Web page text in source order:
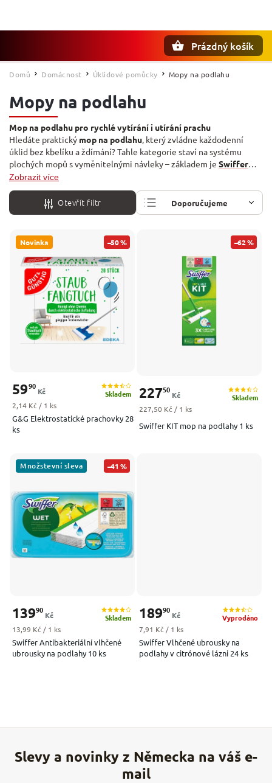
Prázdný košík
Domů / Domácnost / Úklidové pomůcky / Mopy na podlahu
Mopy na podlahu
Mop na podlahu pro rychlé vytírání i utírání prachu
Hledáte praktický mop na podlahu, který zvládne každodenní
úklid bez kbelíku a ždímání? Tahle kategorie staví na systému
plochých mopů s vyměnitelnými návleky – základem je Swiffer
KIT mop na podlahy
vlhčené ubrousky a suché prachovky podle potřeby. Další
pomocníky na úklid najdete v sekcíchÚklidové pomůckya
Hadříky.
Zobrazit více
Doporučujeme
Nejdražší
Nejprodávanější
Abecedně
Otevřít filtr
Novinka –50 %
G&G Elektrostatické prachovky 28
ks
Skladem
5990
Kč
Měrná cena:
2,14 Kč / 1 ks
–62 %
Swiffer KIT mop na podlahy 1 ks
Skladem
22750
Kč
Měrná cena:
227,50 Kč / 1 ks
Množstevní sleva –41 %
Swiffer Antibakteriální vlhčené
ubrousky na podlahy 10 ks
Skladem
13990
Kč
Měrná cena:
13,99 Kč / 1 ks
Swiffer Vlhčené ubrousky na
podlahy v citrónové lázni 24 ks
Vyprodáno
18990
Kč
Měrná cena:
7,91 Kč / 1 ks